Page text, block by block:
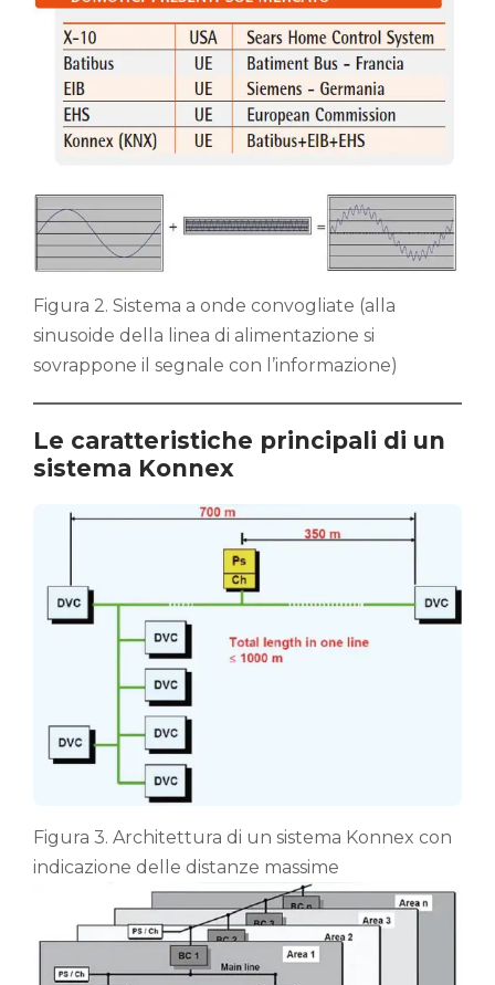
Figura 2. Sistema a onde convogliate (alla
sinusoide della linea di alimentazione si
sovrappone il segnale con l’informazione)
Le caratteristiche principali di un
sistema Konnex
Figura 3. Architettura di un sistema Konnex con
indicazione delle distanze massime